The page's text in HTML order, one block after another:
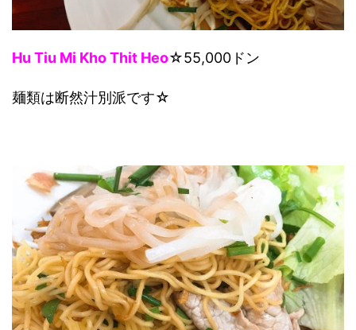
Hu Tiu Mi Kho Thit Heo☆55,000ドン
麺類は断然汁別派です☆